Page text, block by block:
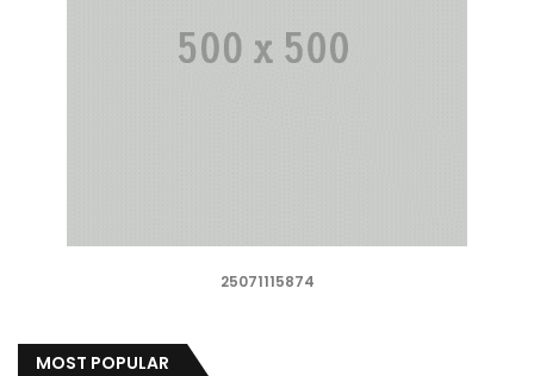
25071115874
MOST POPULAR